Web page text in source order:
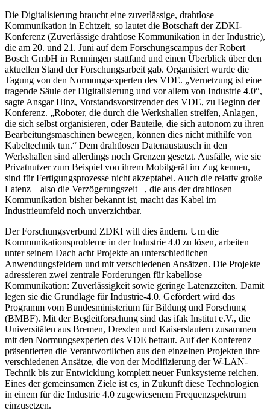
Die Digitalisierung braucht eine zuverlässige, drahtlose
Kommunikation in Echtzeit, so lautet die Botschaft der ZDKI-
Konferenz (Zuverlässige drahtlose Kommunikation in der Industrie),
die am 20. und 21. Juni auf dem Forschungscampus der Robert
Bosch GmbH in Renningen stattfand und einen Überblick über den
aktuellen Stand der Forschungsarbeit gab. Organisiert wurde die
Tagung von den Normungsexperten des VDE. „Vernetzung ist eine
tragende Säule der Digitalisierung und vor allem von Industrie 4.0“,
sagte Ansgar Hinz, Vorstandsvorsitzender des VDE, zu Beginn der
Konferenz. „Roboter, die durch die Werkshallen streifen, Anlagen,
die sich selbst organisieren, oder Bauteile, die sich autonom zu ihren
Bearbeitungsmaschinen bewegen, können dies nicht mithilfe von
Kabeltechnik tun.“ Dem drahtlosen Datenaustausch in den
Werkshallen sind allerdings noch Grenzen gesetzt. Ausfälle, wie sie
Privatnutzer zum Beispiel von ihrem Mobilgerät im Zug kennen,
sind für Fertigungsprozesse nicht akzeptabel. Auch die relativ große
Latenz – also die Verzögerungszeit –, die aus der drahtlosen
Kommunikation bisher bekannt ist, macht das Kabel im
Industrieumfeld noch unverzichtbar.
Der Forschungsverbund ZDKI will dies ändern. Um die
Kommunikationsprobleme in der Industrie 4.0 zu lösen, arbeiten
unter seinem Dach acht Projekte an unterschiedlichen
Anwendungsfeldern und mit verschiedenen Ansätzen. Die Projekte
adressieren zwei zentrale Forderungen für kabellose
Kommunikation: Zuverlässigkeit sowie geringe Latenzzeiten. Damit
legen sie die Grundlage für Industrie-4.0. Gefördert wird das
Programm vom Bundesministerium für Bildung und Forschung
(BMBF). Mit der Begleitforschung sind das ifak Institut e.V., die
Universitäten aus Bremen, Dresden und Kaiserslautern zusammen
mit den Normungsexperten des VDE betraut. Auf der Konferenz
präsentierten die Verantwortlichen aus den einzelnen Projekten ihre
verschiedenen Ansätze, die von der Modifizierung der W-LAN-
Technik bis zur Entwicklung komplett neuer Funksysteme reichen.
Eines der gemeinsamen Ziele ist es, in Zukunft diese Technologien
in einem für die Industrie 4.0 zugewiesenem Frequenzspektrum
einzusetzen.